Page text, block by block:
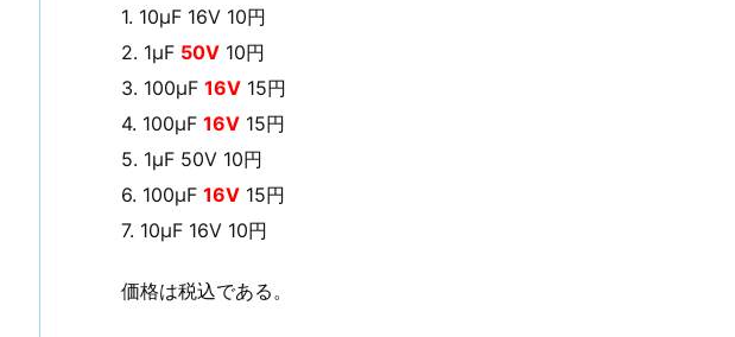
1. 10μF 16V 10円
2. 1μF 50V 10円
3. 100μF 16V 15円
4. 100μF 16V 15円
5. 1μF 50V 10円
6. 100μF 16V 15円
7. 10μF 16V 10円
価格は税込である。